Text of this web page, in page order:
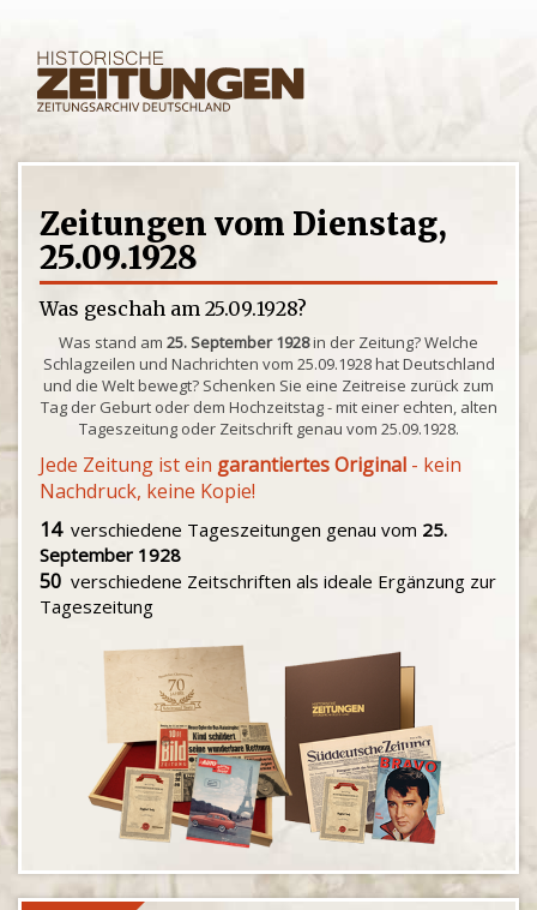
Zeitungen vom Dienstag,
25.09.1928
Was geschah am 25.09.1928?
Was stand am 25. September 1928in der Zeitung? Welche
Schlagzeilen und Nachrichten vom 25.09.1928 hat Deutschland
und die Welt bewegt? Schenken Sie eine Zeitreise zurück zum
Tag der Geburt oder dem Hochzeitstag - mit einer echten, alten
Tageszeitung oder Zeitschrift genau vom 25.09.1928.
Jede Zeitung ist ein garantiertes Original - kein
Nachdruck, keine Kopie!
14verschiedene Tageszeitungen genau vom 25.
September 1928
50 verschiedene Zeitschriften als ideale Ergänzung zur
Tageszeitung